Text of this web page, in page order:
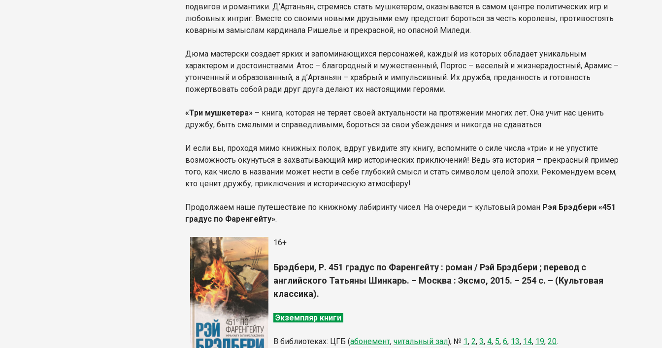
подвигов и романтики. Д’Артаньян, стремясь стать мушкетером, оказывается в самом центре политических игр и
любовных интриг. Вместе со своими новыми друзьями ему предстоит бороться за честь королевы, противостоять
коварным замыслам кардинала Ришелье и прекрасной, но опасной Миледи.
Дюма мастерски создает ярких и запоминающихся персонажей, каждый из которых обладает уникальным
характером и достоинствами. Атос – благородный и мужественный, Портос – веселый и жизнерадостный, Арамис –
утонченный и образованный, а д’Артаньян – храбрый и импульсивный. Их дружба, преданность и готовность
пожертвовать собой ради друг друга делают их настоящими героями.
«Три мушкетера» – книга, которая не теряет своей актуальности на протяжении многих лет. Она учит нас ценить
дружбу, быть смелыми и справедливыми, бороться за свои убеждения и никогда не сдаваться.
И если вы, проходя мимо книжных полок, вдруг увидите эту книгу, вспомните о силе числа «три» и не упустите
возможность окунуться в захватывающий мир исторических приключений! Ведь эта история – прекрасный пример
того, как число в названии может нести в себе глубокий смысл и стать символом целой эпохи. Рекомендуем всем,
кто ценит дружбу, приключения и историческую атмосферу!
Продолжаем наше путешествие по книжному лабиринту чисел. На очереди – культовый роман Рэя Брэдбери «451
градус по Фаренгейту».
16+
Брэдбери, Р. 451 градус по Фаренгейту : роман / Рэй Брэдбери ; перевод с
английского Татьяны Шинкарь. – Москва : Эксмо, 2015. – 254 с. – (Культовая
классика).
Экземпляр книги
В библиотеках: ЦГБ (абонемент,читальный зал), № 1,2,3, 4, 5,6, 13, 14, 19,20.